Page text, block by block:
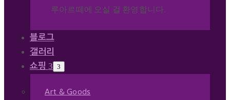
루아르떼에 오실 걸 환영합니다.
블로그
갤러리
쇼핑
Art & Goods